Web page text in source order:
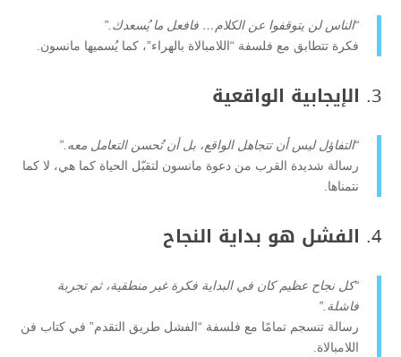
“الناس لن يتوقفوا عن الكلام… فافعل ما يُسعدك.”
فكرة تتطابق مع فلسفة “اللامبالاة بالهراء”، كما يُسميها مانسون.
3. الإيجابية الواقعية
“التفاؤل ليس أن تتجاهل الواقع، بل أن تُحسن التعامل معه.”
رسالة شديدة القرب من دعوة مانسون لتقبّل الحياة كما هي، لا كما
نتمناها.
4. الفشل هو بداية النجاح
“كل نجاح عظيم كان في البداية فكرة غير منطقية، ثم تجربة
فاشلة.”
رسالة تنسجم تمامًا مع فلسفة “الفشل طريق التقدم” في كتاب فن
اللامبالاة.